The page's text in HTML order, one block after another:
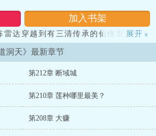
加入书架
达穿越到有三清传承的仙侠世界中，
中！
利避害；凭借洞天，向着大道的目标
的“三教共签封神榜”的神的秘密竟
展开 »
洞天》最新章节
第212章 断域城
第210章 莲种哪里最美？
第208章 大赚